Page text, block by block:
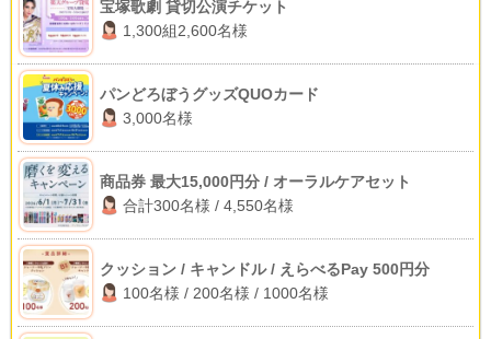
宝塚歌劇 貸切公演チケット
1,300組2,600名様
パンどろぼうグッズQUOカード
3,000名様
商品券 最大15,000円分 / オーラルケアセット
合計300名様 / 4,550名様
クッション / キャンドル / えらべるPay 500円分
100名様 / 200名様 / 1000名様